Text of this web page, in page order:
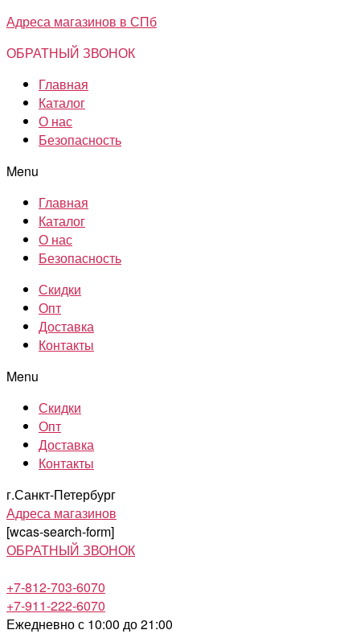
Адреса магазинов в СПб
ОБРАТНЫЙ ЗВОНОК
Главная
Каталог
О нас
Безопасность
Menu
Главная
Каталог
О нас
Безопасность
Скидки
Опт
Доставка
Контакты
Menu
Скидки
Опт
Доставка
Контакты
г.Санкт-Петербург
Адреса магазинов
[wcas-search-form]
ОБРАТНЫЙ ЗВОНОК
+7-812-703-6070
+7-911-222-6070
Ежедневно с 10:00 до 21:00